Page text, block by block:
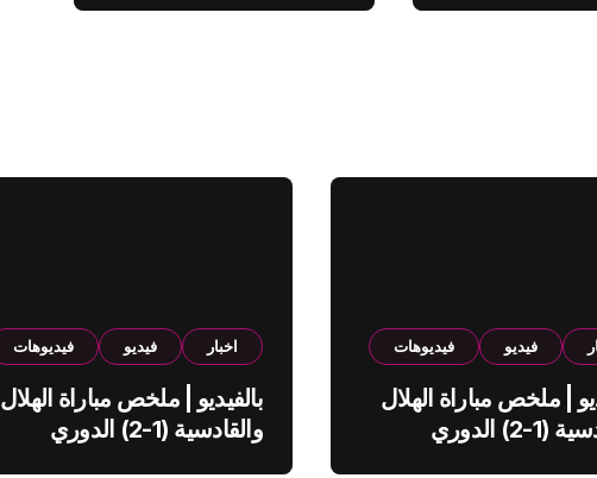
فيديو فيديوهات
| ملخص مباراة الهلال
والقادسية (1-2) الدوري
اخبار فيديو فيديوهات
بالفيديو | ملخص مباراة الهلال
والقادسية (1-2) الدوري